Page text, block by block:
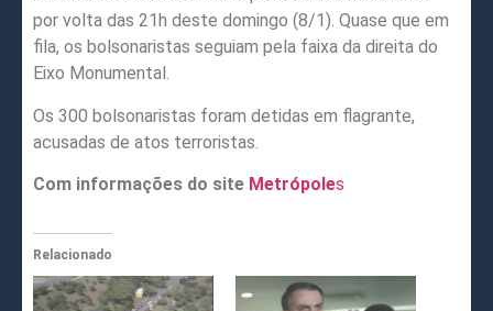
por volta das 21h deste domingo (8/1). Quase que em
fila, os bolsonaristas seguiam pela faixa da direita do
Eixo Monumental.
Os 300 bolsonaristas foram detidas em flagrante,
acusadas de atos terroristas.
Com informações do site Metrópoles
Relacionado